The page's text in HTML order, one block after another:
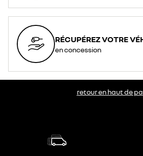
RÉCUPÉREZ VOTRE
en concession
retour en haut de